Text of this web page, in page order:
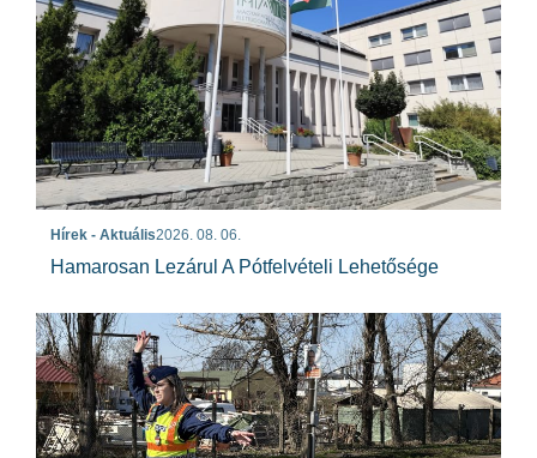
Hírek - Aktuális2026. 08. 06.
Hamarosan Lezárul A Pótfelvételi Lehetősége